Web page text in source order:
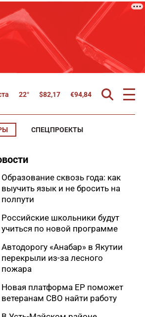
22° $82,17 €94,84
СПЕЦПРОЕКТЫ
Образование сквозь года: как
выучить язык и не бросить на
полпути
Российские школьники будут
учиться по новой программе
Автодорогу «Анабар» в Якутии
перекрыли из-за лесного
пожара
Новая платформа ЕР поможет
ветеранам СВО найти работу